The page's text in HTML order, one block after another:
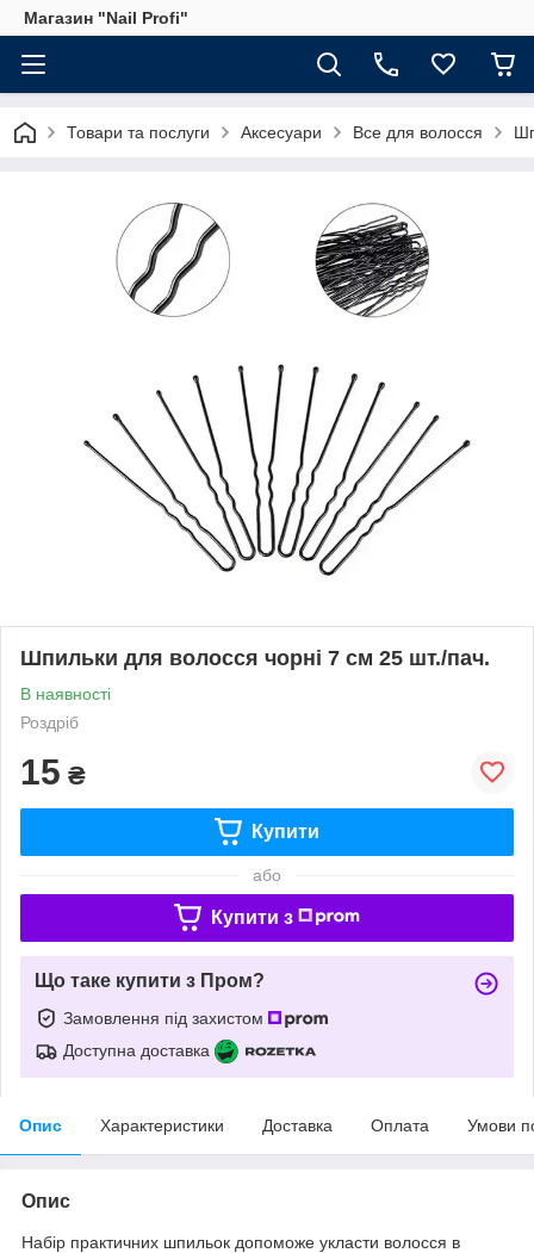
Магазин "Nail Profi"
Товари та послуги Аксесуари Все для волосся
Шпильки для волосся чорні 7 см 25 шт./пач.
В наявності
Роздріб
15 ₴
Купити
або
Купити з
Що таке купити з Пром?
Замовлення під захистом
Доступна доставка
Опис Характеристики Доставка Оплата Умови
Опис
Набір практичних шпильок допоможе укласти волосся в